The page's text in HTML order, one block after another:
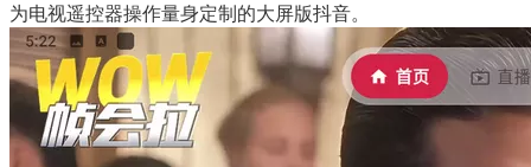
为电视遥控器操作量身定制的大屏版抖音。